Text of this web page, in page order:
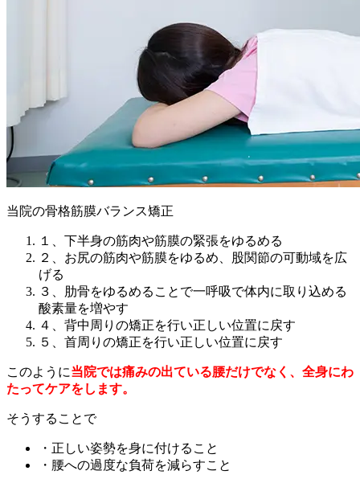
当院の骨格筋膜バランス矯正
１、下半身の筋肉や筋膜の緊張をゆるめる
２、お尻の筋肉や筋膜をゆるめ、股関節の可動域を広
げる
３、肋骨をゆるめることで一呼吸で体内に取り込める
酸素量を増やす
４、背中周りの矯正を行い正しい位置に戻す
５、首周りの矯正を行い正しい位置に戻す
このように当院では痛みの出ている腰だけでなく、全身にわ
たってケアをします。
そうすることで
・正しい姿勢を身に付けること
・腰への過度な負荷を減らすこと